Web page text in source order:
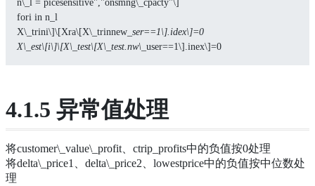
n\_l = picesensitive","onsmng\_cpacty"\]
fori in n_l
X\_trini\]\[Xra\[X\_trinnew _ser==1\].idex\]=0
X\_est\[i\]\[X\_test\[X\_test.nw\_ user==1\].inex\]=0
4.1.5 异常值处理
将customer\_value\_profit、ctrip_profits中的负值按0处理
将delta\_price1、delta\_price2、lowestprice中的负值按中位数处
理